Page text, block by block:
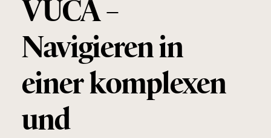
VUCA –
Navigieren in
einer komplexen
und